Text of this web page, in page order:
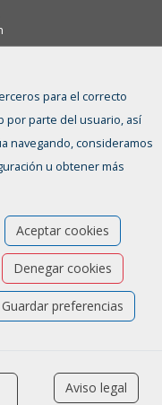
para el correcto
por parte del usuario, así
navegando, consideramos
u obtener más
Aceptar cookies
Denegar cookies
Guardar preferencias
Aviso legal